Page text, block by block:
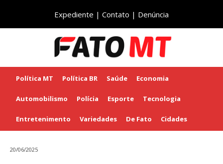
Expediente | Contato | Denúncia
Política MT Política BR Saúde Economia
Automobilismo Polícia Esporte Tecnologia
Entretenimento Variedades De Fato Cidades
20/06/2025